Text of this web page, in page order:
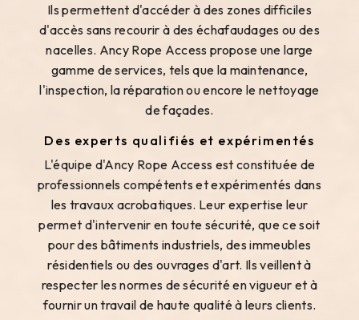
Ils permettent d'accéder à des zones difficiles
d'accès sans recourir à des échafaudages ou des
nacelles. Ancy Rope Access propose une large
gamme de services, tels que la maintenance,
l'inspection, la réparation ou encore le nettoyage
de façades.
Des experts qualifiés et expérimentés
L'équipe d'Ancy Rope Access est constituée de
professionnels compétents et expérimentés dans
les travaux acrobatiques. Leur expertise leur
permet d'intervenir en toute sécurité, que ce soit
pour des bâtiments industriels, des immeubles
résidentiels ou des ouvrages d'art. Ils veillent à
respecter les normes de sécurité en vigueur et à
fournir un travail de haute qualité à leurs clients.